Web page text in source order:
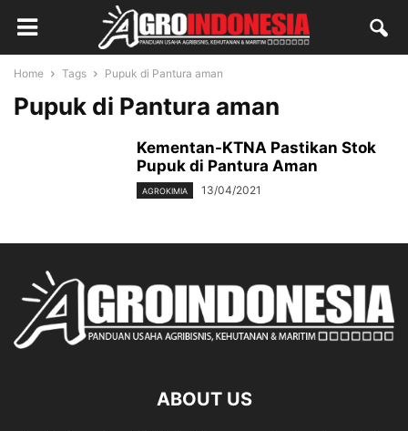
Home Tags Pupuk di Pantura aman
Pupuk di Pantura aman
Kementan-KTNA Pastikan Stok
Pupuk di Pantura Aman
AGROKIMIA 13/04/2021
ABOUT US